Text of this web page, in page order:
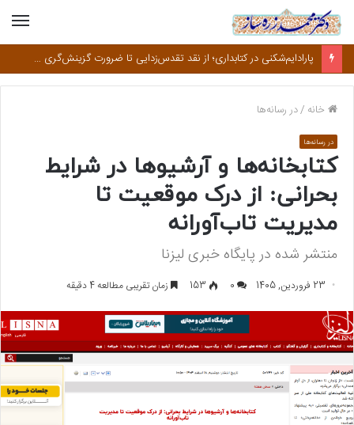
پارادایم‌شکنی در کتابداری؛ از نقد تقدس‌زدایی تا ضرورت گزینش‌گری هوشمند در مطالعه
خانه /در رسانه‌ها
در رسانه‌ها
کتابخانه‌ها و آرشیوها در شرایط
بحرانی: از درک موقعیت تا
مدیریت تاب‌آورانه
منتشر شده در پایگاه خبری لیزنا
23 فروردین, 1405 0
153 زمان تقریبی مطالعه 4 دقیقه